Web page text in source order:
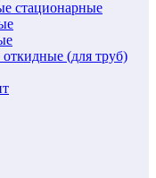
стационарные
(для труб)